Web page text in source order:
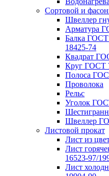
Сортовой и
Швеллер
Арматура
Балка
18425-74
Квадрат
Круг ГОСТ
Полоса
Проволока
Рельс
Уголок
Швеллер
Листовой прокат
Лист из
Лист
16523-97/
Лист